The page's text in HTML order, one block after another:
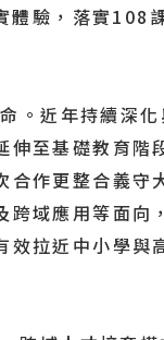
驗，落實108
近年持續深
至基礎教育階
作更整合義守
域應用等面向
拉近中小學與